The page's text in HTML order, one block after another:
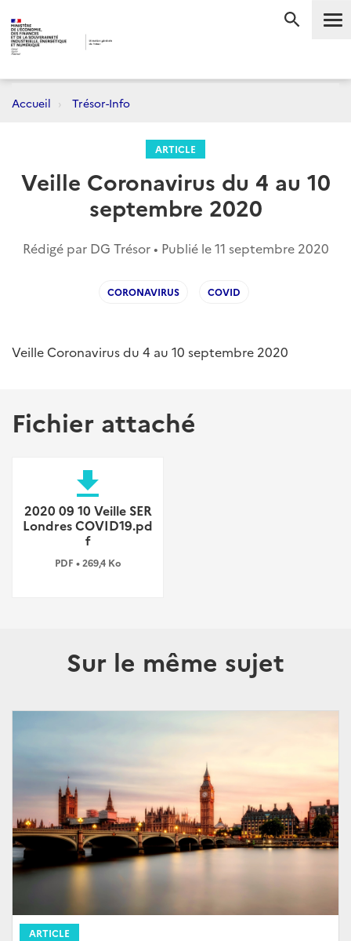
Accueil Trésor-Info
ARTICLE
Veille Coronavirus du 4 au 10
septembre 2020
Rédigé par DG Trésor • Publié le11 septembre 2020
CORONAVIRUS COVID
Veille Coronavirus du 4 au 10 septembre 2020
Fichier attaché
file_download
2020 09 10 Veille SER
Londres COVID19.pd
f
PDF • 269,4 Ko
Sur le même sujet
ARTICLE